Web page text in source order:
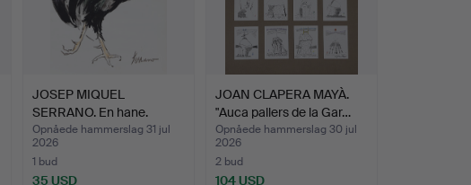
JOSEP MIQUEL
SERRANO. En hane.
Opnåede hammerslag 31 jul
2026
1 bud
35 USD
JOAN CLAPERA MAYÀ.
"Auca pallers de la Gar…
Opnåede hammerslag 30 jul
2026
2 bud
104 USD